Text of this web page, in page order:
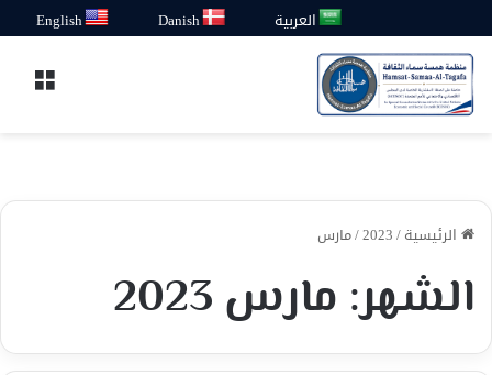
العربية Danish
English
الرئيسية/
2023
/مارس
الشهر: مارس 2023